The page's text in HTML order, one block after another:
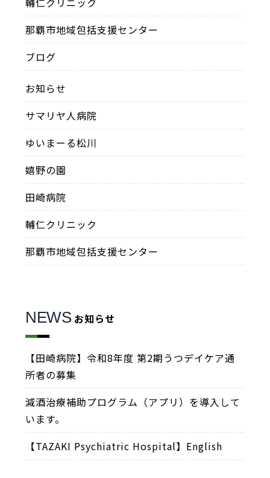
那覇市地域包括支援センター
ブログ
お知らせ
サマリヤ人病院
ゆいまーる松川
嬉野の園
田崎病院
輔仁クリニック
那覇市地域包括支援センター
NEWS お知らせ
【田崎病院】令和8年度 第2期うつデイケア通
所者の募集
減酒治療補助プログラム（アプリ）を導入して
います。
【TAZAKI Psychiatric Hospital】English